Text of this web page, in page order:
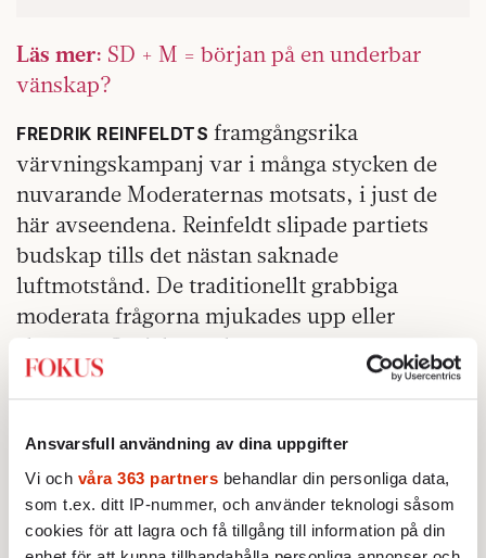
Ansvarsfull användning av dina uppgifter
Vi och våra 363 partners behandlar din personliga data,
som t.ex. ditt IP-nummer, och använder teknologi såsom
cookies för att lagra och få tillgång till information på din
Läs mer: SD + M = början på en underbar
vänskap?
FREDRIK REINFELDTS framgångsrika
värvningskampanj var i många stycken de
nuvarande Moderaternas motsats, i just de
här avseendena. Reinfeldt slipade partiets
budskap tills det nästan saknade
luftmotstånd. De traditionellt grabbiga
moderata frågorna mjukades upp eller
släpptes. Socialdemokraterna övervanns
genom att, åtminstone som idé, kramas ihjäl.
Vänster och höger och de könsbundna
åsiktsskillnaderna användes inte som
hävstång, utan snarare som hinder att ta sig
förbi.